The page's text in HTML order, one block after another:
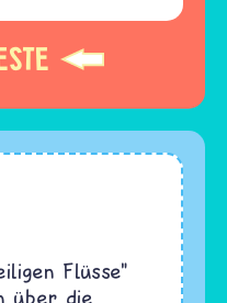
Flüsse"
über die